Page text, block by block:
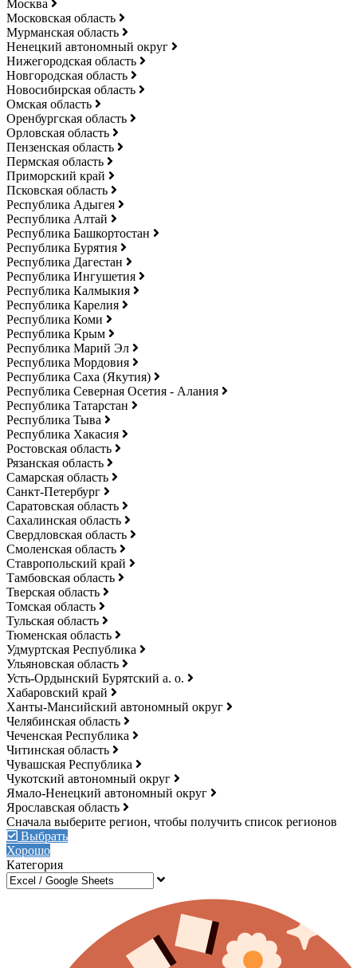
Москва
Московская область
Мурманская область
Ненецкий автономный округ
Нижегородская область
Новгородская область
Новосибирская область
Омская область
Оренбургская область
Орловская область
Пензенская область
Пермская область
Приморский край
Псковская область
Республика Адыгея
Республика Алтай
Республика Башкортостан
Республика Бурятия
Республика Дагестан
Республика Ингушетия
Республика Калмыкия
Республика Карелия
Республика Коми
Республика Крым
Республика Марий Эл
Республика Мордовия
Республика Саха (Якутия)
Республика Северная Осетия - Алания
Республика Татарстан
Республика Тыва
Республика Хакасия
Ростовская область
Рязанская область
Самарская область
Санкт-Петербург
Саратовская область
Сахалинская область
Свердловская область
Смоленская область
Ставропольский край
Тамбовская область
Тверская область
Томская область
Тульская область
Тюменская область
Удмуртская Республика
Ульяновская область
Усть-Ордынский Бурятский а. о.
Хабаровский край
Ханты-Мансийский автономный округ
Челябинская область
Чеченская Республика
Читинская область
Чувашская Республика
Чукотский автономный округ
Ямало-Ненецкий автономный округ
Ярославская область
Выбрать
Хорошо
Категория